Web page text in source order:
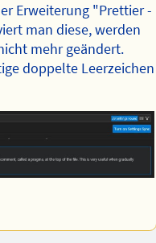
Erweiterung "Prettier -
man diese, werden
mehr geändert.
doppelte Leerzeichen